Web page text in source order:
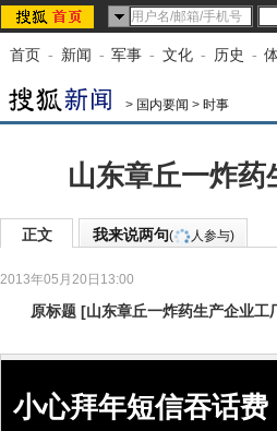
首页 - 新闻 - 军事 - 文化 - 历史 -
> 国内要闻 > 时事
山东章丘一炸
正文 我来说两句( 人参与)
2013年05月20日13:00
原标题 [山东章丘一炸药生产企业工
小心拜年短信吞话费